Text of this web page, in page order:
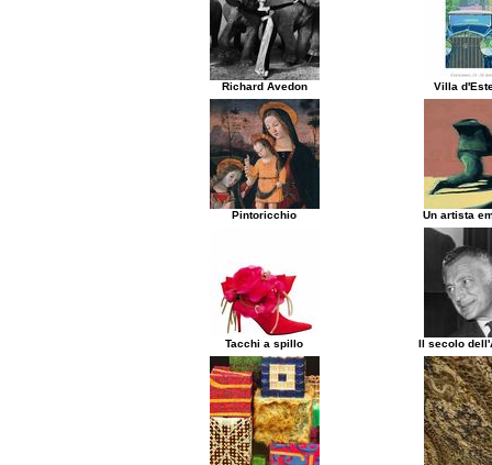
Richard Avedon Villa
Pintoricchio Un artista
Tacchi a spillo Il secolo